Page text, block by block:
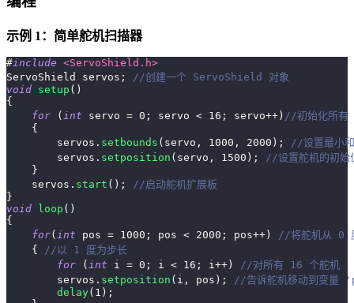
示例 1：简单舵机扫描器
#include <ServoShield.h>
ServoShield servos ;
//创建一个 ServoShield 对象
void setup ( )
{
for
( int servo = 0 ; servo < 16 ; servo++) //初始化所有
{
        servos
. setbounds ( servo , 1000 , 2000 ) ;
//设置最小
        servos
. setposition ( servo , 1500 ) ;
//设置舵机的初始
}
    servos
. start ( ) ;
//启动舵机扩展板
}
void loop ( )
{
for( int pos = 1000 ; pos < 2000 ; pos++)
//将舵机从 0
{
//以 1 度为步长
for
( int i = 0 ; i < 16 ; i ++)
//对所有 16 个舵机
        servos
. setposition ( i , pos ) ;
//告诉舵机移动到变量
delay( 1 ) ;